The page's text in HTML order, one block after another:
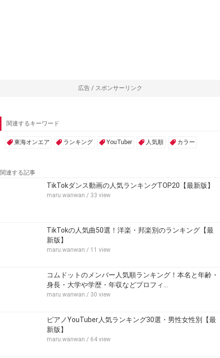
広告 / スポンサーリンク
関連するキーワード
東海オンエア ランキング YouTuber 人気順 カラー
関連する記事
TikTokダンス動画の人気ランキングTOP20【最新版】
maru.wanwan / 33 view
TikTokの人気曲50選！洋楽・邦楽別のランキング【最
新版】
maru.wanwan / 11 view
コムドットのメンバー人気順ランキング！本名と年齢・
身長・大学や学歴・年収などプロフィ…
maru.wanwan / 30 view
ピアノYouTuber人気ランキング30選・男性女性別【最
新版】
maru.wanwan / 64 view